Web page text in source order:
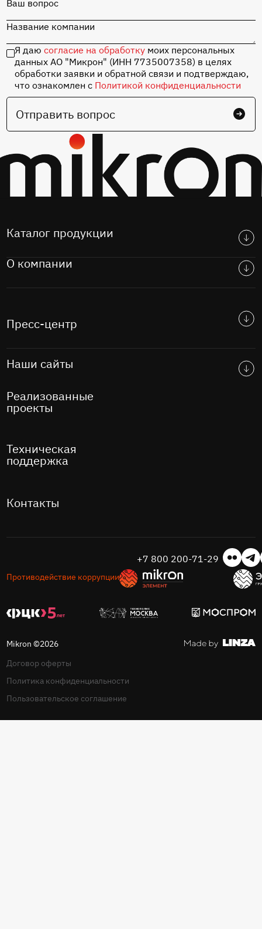
Перейти в каталог
Ваш вопрос
Название компании
Я даюсогласие на обработку моих персональных
данных АО "Микрон" (ИНН 7735007358) в целях
обработки заявки и обратной связи и подтверждаю,
что ознакомлен с Политикой конфиденциальности
Отправить вопрос
Каталог продукции
О компании
Пресс-центр
Наши сайты
Реализованные
проекты
Техническая
поддержка
Контакты
Противодействие коррупции
+7 800 200-71-29
Mikron ©2026
Договор оферты
Политика конфиденциальности
Пользовательское соглашение